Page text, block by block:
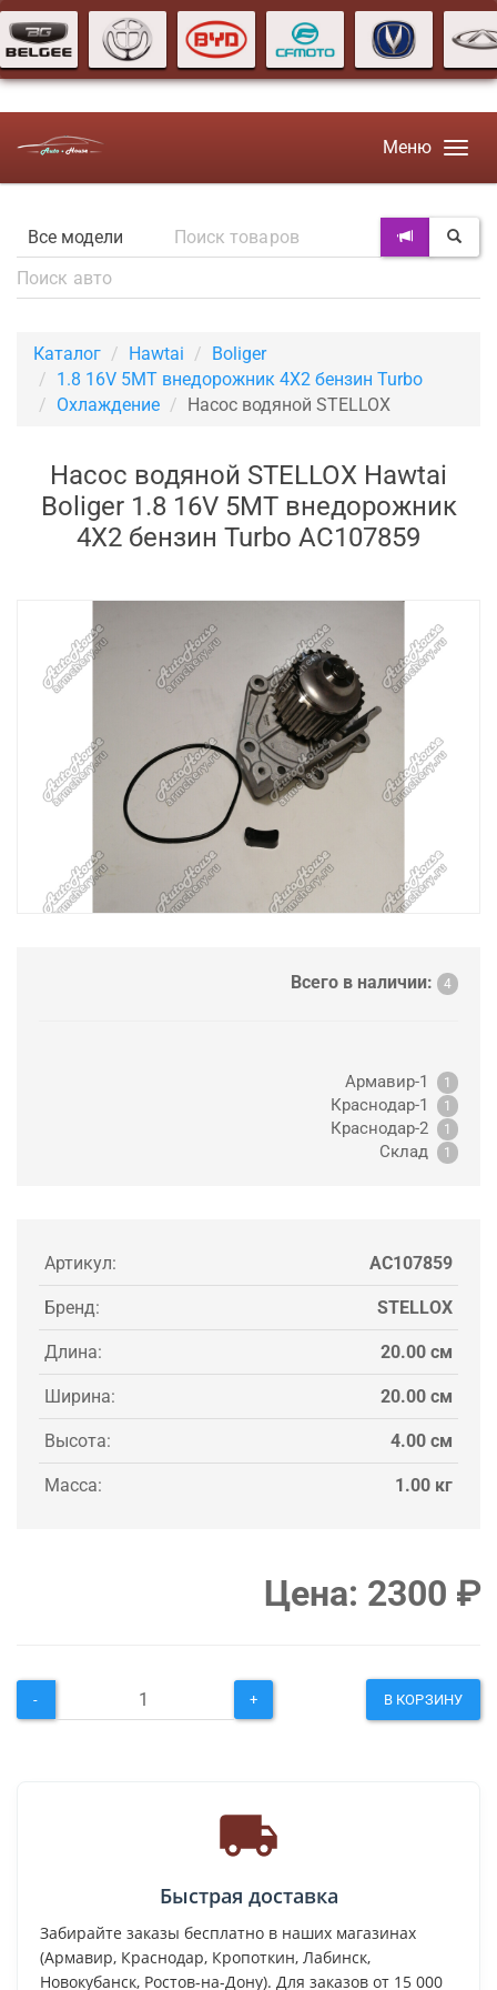
Меню
Каталог Hawtai
Boliger
1.8 16V 5MT внедорожник 4X2 бензин Turbo
Охлаждение
Насос водяной STELLOX
Насос водяной STELLOX Hawtai
Boliger 1.8 16V 5MT внедорожник
4X2 бензин Turbo AC107859
Всего в наличии: 4
Армавир-1 1
Краснодар-1 1
Краснодар-2 1
Склад 1
Артикул: AC107859
Бренд: STELLOX
Длина: 20.00 см
Ширина: 20.00 см
Высота: 4.00 см
Масса: 1.00 кг
Цена: 2300 ₽
- + В КОРЗИНУ
Быстрая доставка
Забирайте заказы бесплатно в наших магазинах
(Армавир, Краснодар, Кропоткин, Лабинск,
Новокубанск, Ростов-на-Дону). Для заказов от 15 000